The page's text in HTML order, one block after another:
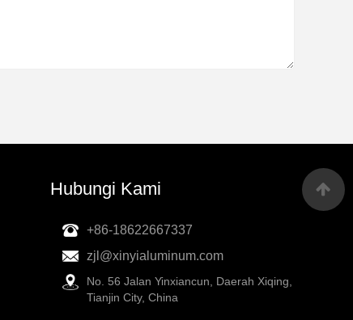
Hubungi Kami
+86-18622667337
zjl@xinyialuminum.com
No. 56 Jalan Yinxiancun, Daerah Xiqing,
Tianjin City, China